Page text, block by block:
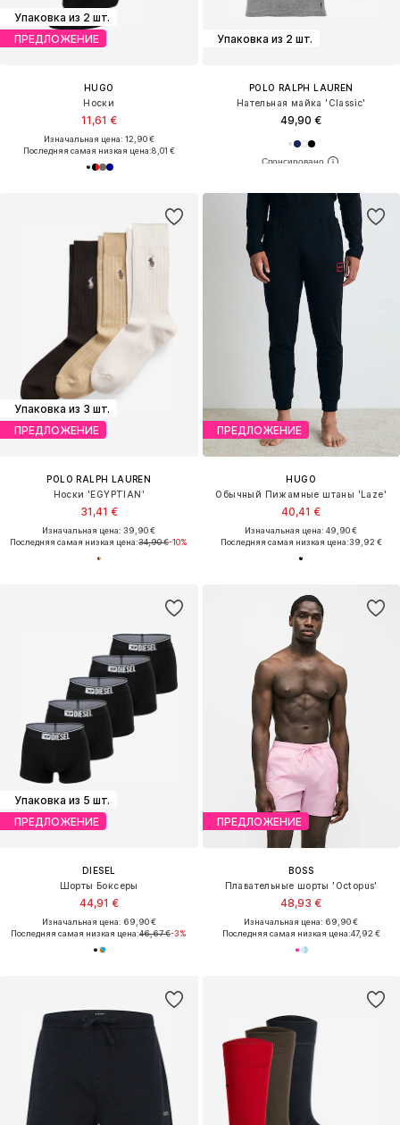
Упаковка из 2 шт.
ПРЕДЛОЖЕНИЕ
HUGO
Носки
11,61 €
Изначальная цена: 12,90 €
Последняя самая низкая цена:8,01 €
Упаковка из 2 шт.
POLO RALPH LAUREN
Нательная майка 'Classic'
49,90 €
Упаковка из 3 шт.
ПРЕДЛОЖЕНИЕ
POLO RALPH LAUREN
Носки 'EGYPTIAN'
31,41 €
Изначальная цена: 39,90 €
Последняя самая низкая цена:34,90 €-10%
ПРЕДЛОЖЕНИЕ
HUGO
Обычный Пижамные штаны 'Laze'
40,41 €
Изначальная цена: 49,90 €
Последняя самая низкая цена:39,92 €
Упаковка из 5 шт.
ПРЕДЛОЖЕНИЕ
DIESEL
Шорты Боксеры
44,91 €
Изначальная цена: 69,90 €
Последняя самая низкая цена:46,67 €-3%
ПРЕДЛОЖЕНИЕ
BOSS
Плавательные шорты 'Octopus'
48,93 €
Изначальная цена: 69,90 €
Последняя самая низкая цена:47,92 €